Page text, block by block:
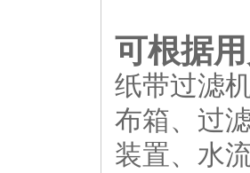
可根据
纸带过滤
布箱、过
装置、水